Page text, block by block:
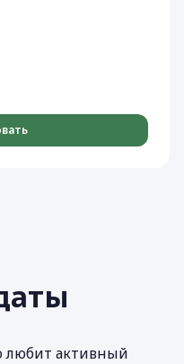
любит активный